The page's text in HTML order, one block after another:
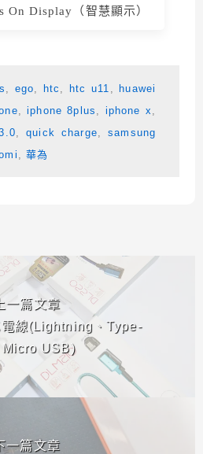
On Display（智慧顯示）
ego htc htc u11
huawei
,iphone 8plus iphone x
,quick charge ,samsung
華為
一篇文章
線(Lightning、Type-
Micro USB)
一篇文章